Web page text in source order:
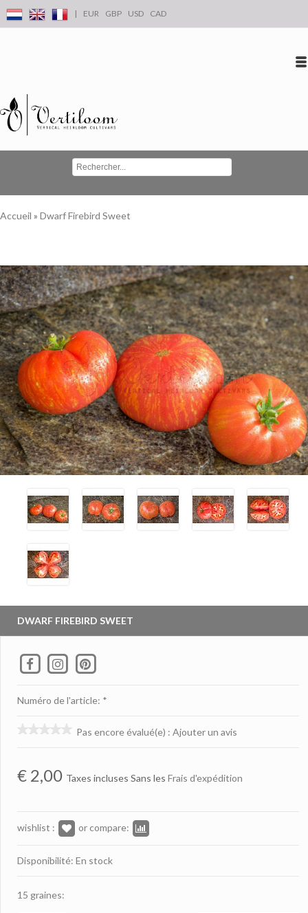
| EUR GBP USD CAD
Accueil » Dwarf Firebird Sweet
DWARF FIREBIRD SWEET
Numéro de l'article: *
Pas encore évalué(e) : Ajouter un avis
€ 2,00 Taxes incluses Sans les Frais d'expédition
wishlist : or compare:
Disponibilité: En stock
15 graines: